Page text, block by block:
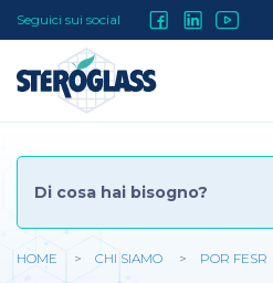
Salta
al
contenuto
principale
HOME CHI SIAMO POR FESR
Social
Menu
Seguici sui social